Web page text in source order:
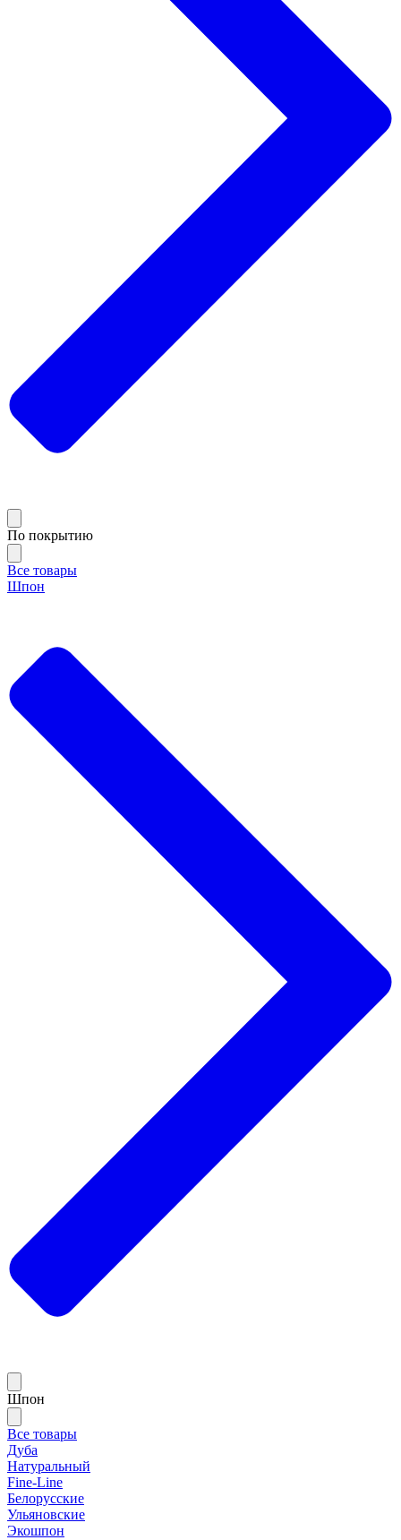
По покрытию
Все товары
Шпон
Шпон
Все товары
Дуба
Натуральный
Fine-Line
Белорусские
Ульяновские
Экошпон